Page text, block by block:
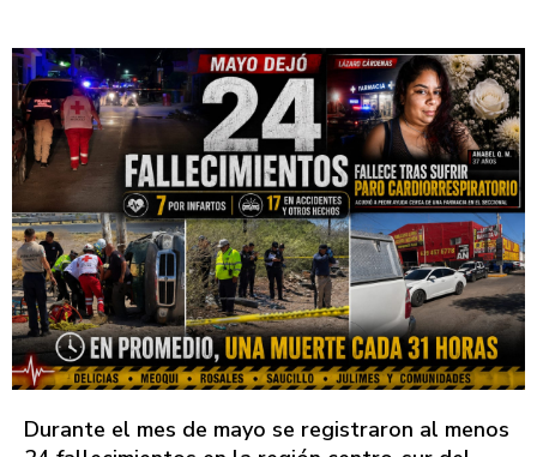
Durante el mes de mayo se registraron al menos